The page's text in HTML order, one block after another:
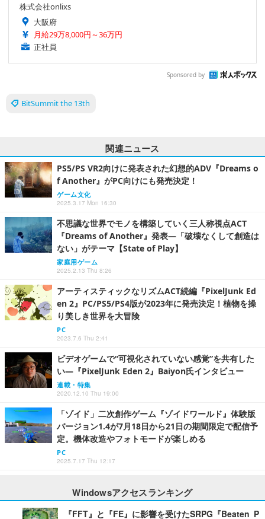
株式会社onlixs
大阪府
月給29万8,000円～36万円
正社員
Sponsored by
BitSummit the 13th
関連ニュース
PS5/PS VR2向けに発表された幻想的ADV『Dreams o
f Another』がPC向けにも発売決定！
ゲーム文化
2025.3.17 Mon 16:30
不思議な世界でモノを構築していく三人称視点ACT
『Dreams of Another』発表―「破壊なくして創造は
ない」がテーマ【State of Play】
家庭用ゲーム
2025.2.13 Thu 8:26
アーティスティックなリズムACT続編『PixelJunk Ed
en 2』PC/PS5/PS4版が2023年に発売決定！植物を操
り美しき世界を大冒険
PC
2023.7.6 Thu 2:41
ビデオゲームで“可視化されていない感覚”を共有した
い―『PixelJunk Eden 2』Baiyon氏インタビュー
連載・特集
2020.12.10 Thu 19:00
「ゾイド」二次創作ゲーム『ゾイドワールド』体験版
バージョン1.4が7月18日から21日の期間限定で配信予
定。機体改造やフォトモードが楽しめる
PC
2025.7.17 Thu 12:17
Windowsアクセスランキング
『FFT』と『FE』に影響を受けたSRPG『Beaten P